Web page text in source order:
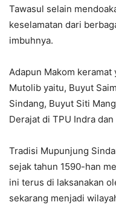
Tawasul selain
keselamatan dari
imbuhnya.
Adapun Makom
Mutolib yaitu, Buyut
Sindang, Buyut Siti
Derajat di TPU Indra
Tradisi Mupunjung
sejak tahun 1590-han
ini terus di laksanakan
sekarang menjadi